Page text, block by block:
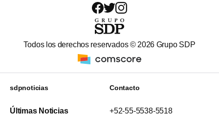
Todos los derechos reservados © 2026 Grupo SDP
sdpnoticias
Últimas Noticias
Contacto
+52-55-5538-5518